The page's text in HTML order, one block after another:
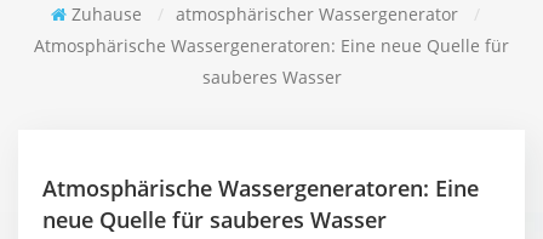
Zuhause / atmosphärischer Wassergenerator
/
Atmosphärische Wassergeneratoren: Eine neue Quelle für
sauberes Wasser
Atmosphärische Wassergeneratoren: Eine
neue Quelle für sauberes Wasser